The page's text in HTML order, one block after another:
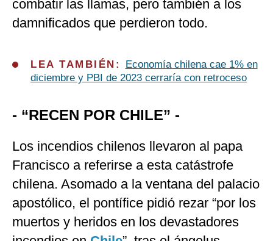
combatir las llamas, pero también a los
damnificados que perdieron todo.
LEA TAMBIÉN:
Economía chilena cae 1% en
diciembre y PBI de 2023 cerraría con retroceso
- “RECEN POR CHILE” -
Los incendios chilenos llevaron al papa
Francisco a referirse a esta catástrofe
chilena. Asomado a la ventana del palacio
apostólico, el pontífice pidió rezar “por los
muertos y heridos en los devastadores